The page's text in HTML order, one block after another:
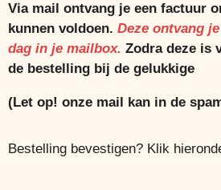
Via mail ontvang je een factuur
kunnen voldoen. Deze ontvang
dag in je mailbox. Zodra deze is
de bestelling bij de gelukkige
(Let op! onze mail kan in de
Bestelling bevestigen? Klik